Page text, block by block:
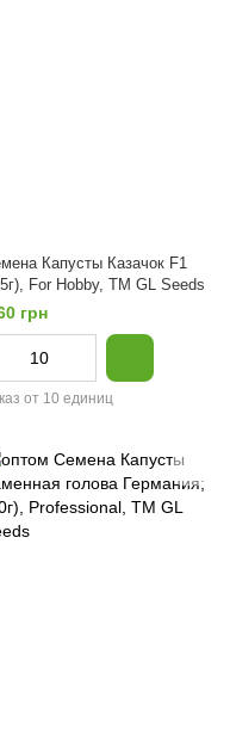
Капусты Казачок F1
For Hobby, TM GL Seeds
грн
от 10 единиц